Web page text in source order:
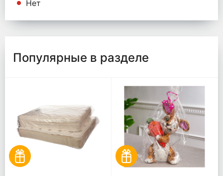
Нет
Популярные в разделе